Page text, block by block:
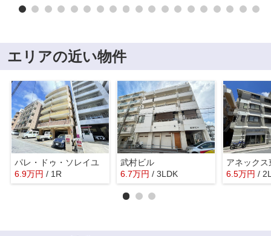
エリアの近い物件
パレ・ドゥ・ソレイユ
6.9万円 / 1R
武村ビル
6.7万円 / 3LDK
アネックス
6.5万円 /